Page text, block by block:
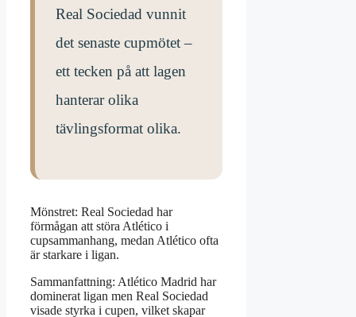
Real Sociedad vunnit
det senaste cupmötet –
ett tecken på att lagen
hanterar olika
tävlingsformat olika.
Mönstret: Real Sociedad har
förmågan att störa Atlético i
cupsammanhang, medan Atlético ofta
är starkare i ligan.
Sammanfattning: Atlético Madrid har
dominerat ligan men Real Sociedad
visade styrka i cupen, vilket skapar